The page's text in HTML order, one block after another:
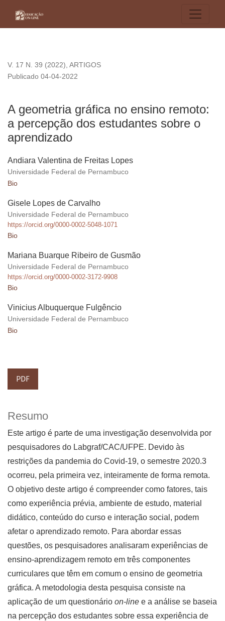
V. 17 N. 39 (2022), ARTIGOS
A geometria gráfica no ensino remoto:
a percepção dos estudantes sobre o
aprendizado
Publicado 04-04-2022
Andiara Valentina de Freitas Lopes
Universidade Federal de Pernambuco
Bio
Gisele Lopes de Carvalho
Universidade Federal de Pernambuco
https://orcid.org/0000-0002-5048-1071
Bio
Mariana Buarque Ribeiro de Gusmão
Universidade Federal de Pernambuco
https://orcid.org/0000-0002-3172-9908
Bio
Vinicius Albuquerque Fulgêncio
Universidade Federal de Pernambuco
Bio
PDF
Resumo
Este artigo é parte de uma investigação desenvolvida por
pesquisadores do Labgraf/CAC/UFPE. Devido às
restrições da pandemia do Covid-19, o semestre 2020.3
ocorreu, pela primeira vez, inteiramente de forma remota.
O objetivo deste artigo é compreender como fatores, tais
como experiência prévia, ambiente de estudo, material
didático, conteúdo do curso e interação social, podem
afetar o aprendizado remoto. Para abordar essas
questões, os pesquisadores analisaram experiências de
ensino-aprendizagem remoto em três componentes
curriculares que têm em comum o ensino de geometria
gráfica. A metodologia desta pesquisa consiste na
aplicação de um questionário on-line e a análise se baseia
na percepção dos estudantes sobre essa experiência de